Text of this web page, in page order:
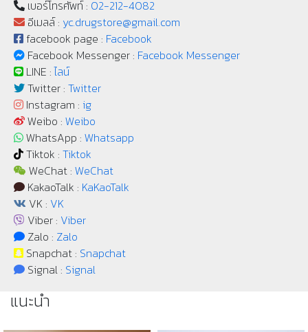
เบอร์โทรศัพท์ : 02-212-4082
อีเมลล์ : yc.drugstore@gmail.com
facebook page : Facebook
Facebook Messenger : Facebook Messenger
LINE :ไลน์
Twitter : Twitter
Instagram : ig
Weibo : Weibo
WhatsApp : Whatsapp
Tiktok : Tiktok
WeChat : WeChat
KakaoTalk : KaKaoTalk
VK : VK
Viber : Viber
Zalo : Zalo
Snapchat : Snapchat
Signal : Signal
แนะนำ